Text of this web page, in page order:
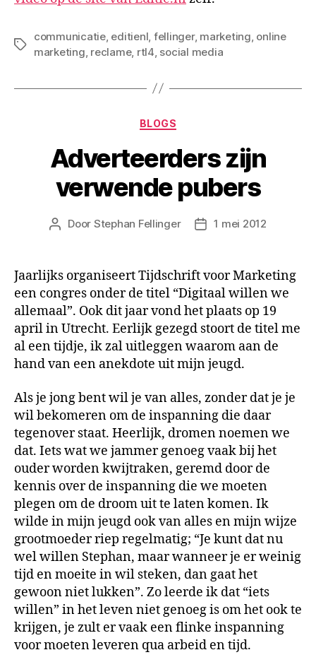
Tags
communicatie, editienl fellinger, marketing online
marketing reclame, rtl4 social media
Categorieën
BLOGS
Adverteerders zijn
verwende pubers
Berichtauteur
Door Stephan Fellinger Berichtdatum
1 mei 2012
Jaarlijks organiseert Tijdschrift voor Marketing
een congres onder de titel “Digitaal willen we
allemaal”. Ook dit jaar vond het plaats op 19
april in Utrecht. Eerlijk gezegd stoort de titel me
al een tijdje, ik zal uitleggen waarom aan de
hand van een anekdote uit mijn jeugd.
Als je jong bent wil je van alles, zonder dat je je
wil bekomeren om de inspanning die daar
tegenover staat. Heerlijk, dromen noemen we
dat. Iets wat we jammer genoeg vaak bij het
ouder worden kwijtraken, geremd door de
kennis over de inspanning die we moeten
plegen om de droom uit te laten komen. Ik
wilde in mijn jeugd ook van alles en mijn wijze
grootmoeder riep regelmatig; “Je kunt dat nu
wel willen Stephan, maar wanneer je er weinig
tijd en moeite in wil steken, dan gaat het
gewoon niet lukken”. Zo leerde ik dat “iets
willen” in het leven niet genoeg is om het ook te
krijgen, je zult er vaak een flinke inspanning
voor moeten leveren qua arbeid en tijd.